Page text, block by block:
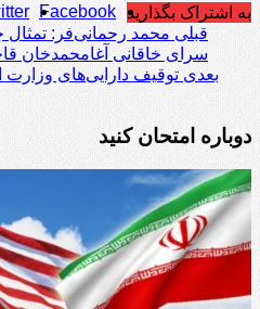
به اشتراک بگذارید Facebook
قبلی محمد رحمانی‌فر: تمثال
سرای خاقانی آغامحمدخان
بعدیتوقیف دارایی‌های وزارت
دوباره امتحان کنید